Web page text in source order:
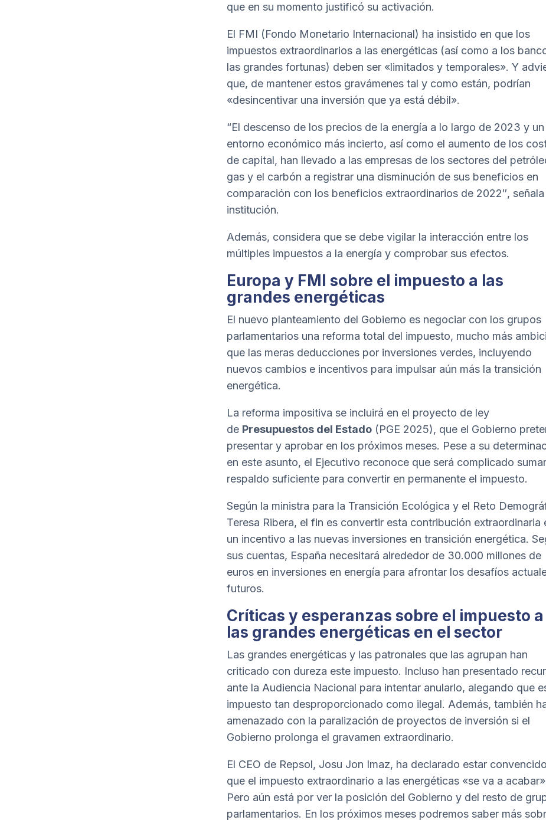
que en su momento justificó su activación.
El FMI (Fondo Monetario Internacional) ha insistido en que los
impuestos extraordinarios a las energéticas (así como a los
las grandes fortunas) deben ser «limitados y temporales». Y
que, de mantener estos gravámenes tal y como están, podrían
«desincentivar una inversión que ya está débil».
“El descenso de los precios de la energía a lo largo de 2023 y un
entorno económico más incierto, así como el aumento de los
de capital, han llevado a las empresas de los sectores del
gas y el carbón a registrar una disminución de sus beneficios en
comparación con los beneficios extraordinarios de 2022″, señala
institución.
Además, considera que se debe vigilar la interacción entre los
múltiples impuestos a la energía y comprobar sus efectos.
Europa y FMI sobre el impuesto a las
grandes energéticas
El nuevo planteamiento del Gobierno es negociar con los grupos
parlamentarios una reforma total del impuesto, mucho más
que las meras deducciones por inversiones verdes, incluyendo
nuevos cambios e incentivos para impulsar aún más la transición
energética.
La reforma impositiva se incluirá en el proyecto de ley
de Presupuestos del Estado (PGE 2025), que el Gobierno
presentar y aprobar en los próximos meses. Pese a su
en este asunto, el Ejecutivo reconoce que será complicado
respaldo suficiente para convertir en permanente el impuesto.
Según la ministra para la Transición Ecológica y el Reto
Teresa Ribera, el fin es convertir esta contribución extraordinaria
un incentivo a las nuevas inversiones en transición energética.
sus cuentas, España necesitará alrededor de 30.000 millones de
euros en inversiones en energía para afrontar los desafíos
futuros.
Críticas y esperanzas sobre el impuesto a
las grandes energéticas en el sector
Las grandes energéticas y las patronales que las agrupan han
criticado con dureza este impuesto. Incluso han presentado
ante la Audiencia Nacional para intentar anularlo, alegando que
impuesto tan desproporcionado como ilegal. Además, también
amenazado con la paralización de proyectos de inversión si el
Gobierno prolonga el gravamen extraordinario.
El CEO de Repsol, Josu Jon Imaz, ha declarado estar
que el impuesto extraordinario a las energéticas «se va a
Pero aún está por ver la posición del Gobierno y del resto de
parlamentarios. En los próximos meses podremos saber más